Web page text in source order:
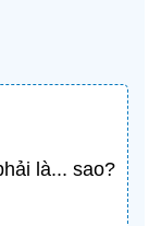
là... sao?